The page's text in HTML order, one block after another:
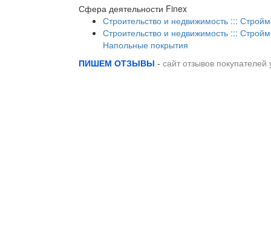
Сфера деятельности Finex
Строительство и недвижимость :::
Строительство и недвижимость :::
Напольные покрытия
ПИШЕМ ОТЗЫВЫ - сайт отзывов покупателей